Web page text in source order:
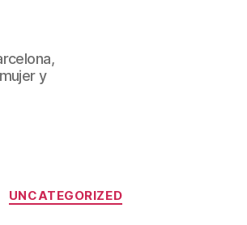
y
Categorías
UNCATEGORIZED